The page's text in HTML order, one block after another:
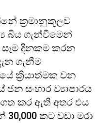
ක්‍රමානුකූලව
බිය ගැන්වීමෙන්
දිනකම කරන
ගැනීම
ක්‍රියාත්මක වන
ජන සංහාර ව්‍යාපාරය
කර ඇති අතර එය
කට වඩා මරා